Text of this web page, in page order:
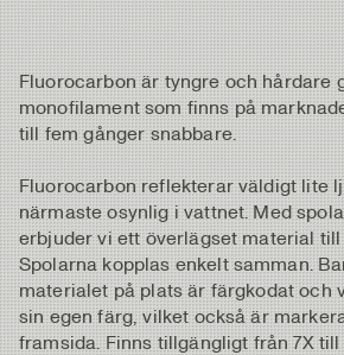
Fluorocarbon är tyngre och hårdare
monofilament som finns på
till fem gånger snabbare.
Fluorocarbon reflekterar väldigt lite
närmaste osynlig i vattnet. Med
erbjuder vi ett överlägset material
Spolarna kopplas enkelt samman.
materialet på plats är färgkodat och
sin egen färg, vilket också är
framsida. Finns tillgängligt från 7X till